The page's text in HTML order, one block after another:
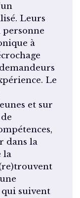
Leurs
personne
à
Le
et sur
dans la
la
suivent